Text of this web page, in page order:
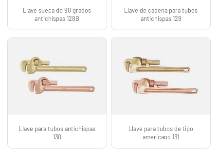
Llave sueca de 90 grados
antichispas 128B
Llave de cadena para tubos
antichispas 129
Llave para tubos antichispas
130
Llave para tubos de tipo
americano 131